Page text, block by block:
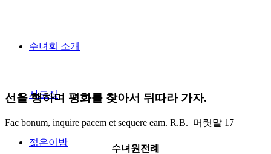
수녀회 소개
사도직
젊은이방
선을 행하며 평화를 찾아서 뒤따라 가자.
Fac bonum, inquire pacem et sequere eam. R.B. 머릿말 17
수녀원전례